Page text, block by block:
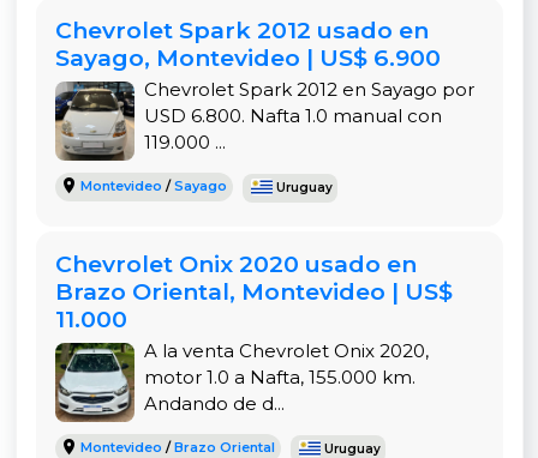
Otro gran punto a favor del Aveo es su relación
precio-calidad, ya que se encuentra dentro de un
rango accesible, manteniendo buenas
prestaciones generales. Esto lo convierte en un
modelo que mantiene valor en reventa y resulta
atractivo para quienes priorizan un costo total de
propiedad bajo. En resumen, es un sedán versátil
que todavía hoy sigue siendo una opción muy
buscada en el mercado de autos usados de
Uruguay.
Chevrolet Spark 2012 usado en
Sayago, Montevideo | US$ 6.900
Chevrolet Spark 2012 en Sayago por
USD 6.800. Nafta 1.0 manual con
119.000 ...
Montevideo /Sayago Uruguay
Chevrolet Onix 2020 usado en
Brazo Oriental, Montevideo | US$
11.000
A la venta Chevrolet Onix 2020,
motor 1.0 a Nafta, 155.000 km.
Andando de d...
Montevideo /Brazo Oriental Uruguay